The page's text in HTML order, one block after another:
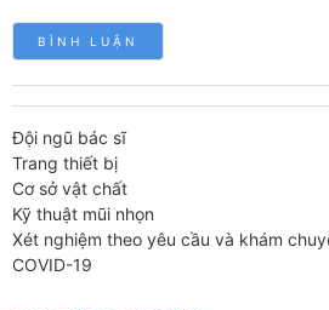
Đội ngũ bác sĩ
Trang thiết bị
Cơ sở vật chất
Kỹ thuật mũi nhọn
Xét nghiệm theo yêu cầu và khám
COVID-19